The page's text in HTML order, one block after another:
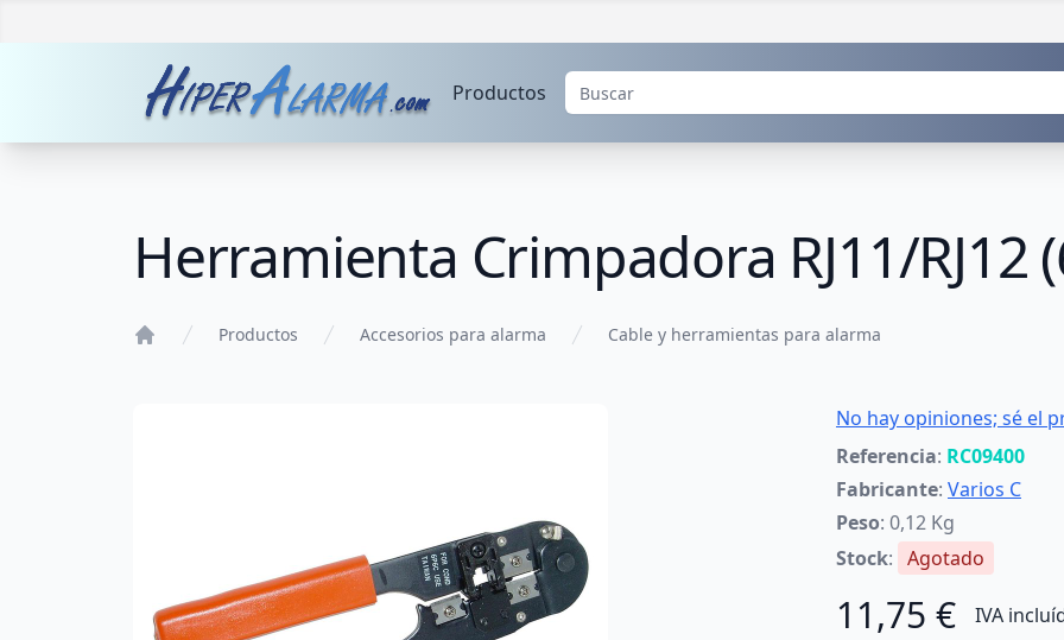
Productos
Herramienta Crimpadora RJ11/RJ12
Productos Accesorios para alarma Cable y herramientas para alarma
No hay opiniones; sé el
Referencia: RC09400
Fabricante: Varios C
Peso: 0,12 Kg
Stock: Agotado
11,75 € IVA